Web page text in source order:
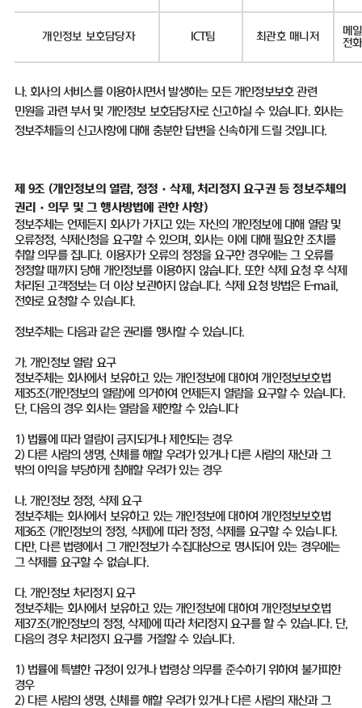
개인정보 보호담당자 ICT팀 최관호 매니저
메일
전
나.회사의 서비스를 이용하시면서 발생하는 모든 개인정보보호 관련
민원을 과련 부서 및 개인정보 보호담당자로 신고하실 수 있습니다. 회사는
정보주체들의 신고사항에 대해 충분한 답변을 신속하게 드릴 것입니다.
제 9조 (개인정보의 열람, 정정 ·삭제, 처리정지 요구권 등 정보주체의
권리·의무 및 그 행사방법에 관한 사항)
정보주체는 언제든지 회사가 가지고 있는 자신의 개인정보에 대해 열람 및
오류정정, 삭제신청을 요구할 수 있으며, 회사는 이에 대해 필요한 조치를
취할 의무를 집니다. 이용자가 오류의 정정을 요구한 경우에는 그 오류를
정정할 때까지 당해 개인정보를 이용하지 않습니다. 또한 삭제 요청 후 삭제
처리된 고객정보는 더 이상 보관하지 않습니다. 삭제 요청 방법은 E-mail,
전화로 요청할 수 있습니다.
정보주체는 다음과 같은 권리를 행사할 수 있습니다.
가. 개인정보 열람 요구
정보주체는 회사에서 보유하고 있는 개인정보에 대하여 개인정보보호법
제35조(개인정보의 열람)에 의거하여 언제든지 열람을 요구할 수 있습니다.
단, 다음의 경우 회사는 열람을 제한할 수 있습니다
1) 법률에 따라 열람이 금지되거나 제한되는 경우
2) 다른 사람의 생명, 신체를 해할 우려가 있거나 다른 사람의 재산과 그
밖의 이익을 부당하게 침해할 우려가 있는 경우
나. 개인정보 정정, 삭제 요구
정보주체는 회사에서 보유하고 있는 개인정보에 대하여 개인정보보호법
제36조 (개인정보의 정정, 삭제)에 따라 정정, 삭제를 요구할 수 있습니다.
다만, 다른 법령에서 그 개인정보가 수집대상으로 명시되어 있는 경우에는
그 삭제를 요구할 수 없습니다.
다. 개인정보 처리정지 요구
정보주체는 회사에서 보유하고 있는 개인정보에 대하여 개인정보보호법
제37조(개인정보의 정정, 삭제)에 따라 처리정지 요구를 할 수 있습니다. 단,
다음의 경우 처리정지 요구를 거절할 수 있습니다.
1) 법률에 특별한 규정이 있거나 법령상 의무를 준수하기 위하여 불가피한
경우
2) 다른 사람의 생명, 신체를 해할 우려가 있거나 다른 사람의 재산과 그